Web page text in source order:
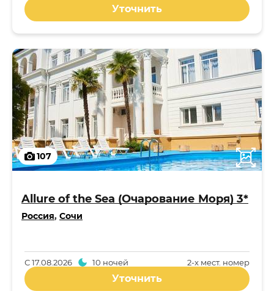
Уточнить
107
Allure of the Sea (Очарование Моря) 3*
Россия, Сочи
2-x мест. номер
С17.08.2026 10 ночей
Уточнить